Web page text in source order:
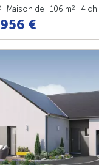
| Maison de : 106 m2
| 4 ch.
€